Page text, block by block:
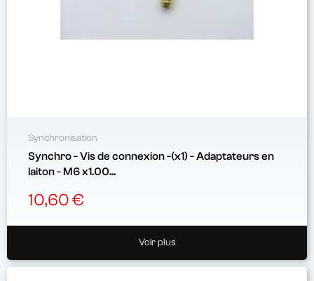
Synchronisation
Synchro - Vis de connexion -(x1) - Adaptateurs en
laiton - M6 x1.00...
10,60 €
Voir plus